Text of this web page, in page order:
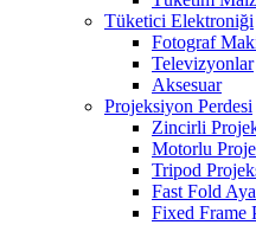
Tüketici Elektroniği
Fotograf
Televizyonlar
Aksesuar
Projeksiyon Perdesi
Zincirli
Motorlu
Tripod
Fast Fold
Fixed Frame